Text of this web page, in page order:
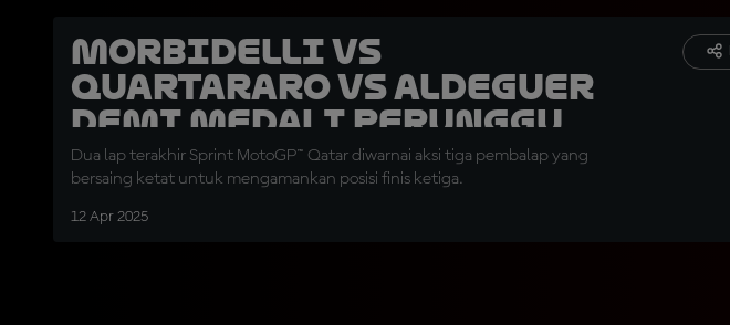
Morbidelli vs
Quartararo vs Aldeguer
demi Medali Perunggu
Dua lap terakhir Sprint MotoGP™ Qatar diwarnai aksi tiga pembalap yang
bersaing ketat untuk mengamankan posisi finis ketiga.
12 Apr 2025